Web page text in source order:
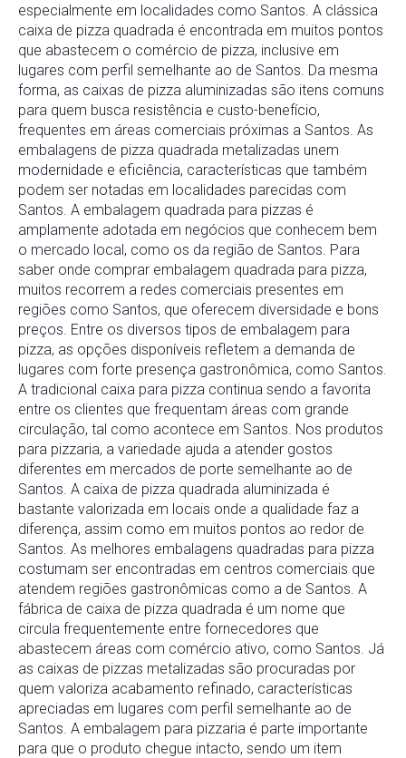
especialmente em localidades como Santos. A clássica
caixa de pizza quadrada é encontrada em muitos pontos
que abastecem o comércio de pizza, inclusive em
lugares com perfil semelhante ao de Santos. Da mesma
forma, as caixas de pizza aluminizadas são itens comuns
para quem busca resistência e custo-benefício,
frequentes em áreas comerciais próximas a Santos. As
embalagens de pizza quadrada metalizadas unem
modernidade e eficiência, características que também
podem ser notadas em localidades parecidas com
Santos. A embalagem quadrada para pizzas é
amplamente adotada em negócios que conhecem bem
o mercado local, como os da região de Santos. Para
saber onde comprar embalagem quadrada para pizza,
muitos recorrem a redes comerciais presentes em
regiões como Santos, que oferecem diversidade e bons
preços. Entre os diversos tipos de embalagem para
pizza, as opções disponíveis refletem a demanda de
lugares com forte presença gastronômica, como Santos.
A tradicional caixa para pizza continua sendo a favorita
entre os clientes que frequentam áreas com grande
circulação, tal como acontece em Santos. Nos produtos
para pizzaria, a variedade ajuda a atender gostos
diferentes em mercados de porte semelhante ao de
Santos. A caixa de pizza quadrada aluminizada é
bastante valorizada em locais onde a qualidade faz a
diferença, assim como em muitos pontos ao redor de
Santos. As melhores embalagens quadradas para pizza
costumam ser encontradas em centros comerciais que
atendem regiões gastronômicas como a de Santos. A
fábrica de caixa de pizza quadrada é um nome que
circula frequentemente entre fornecedores que
abastecem áreas com comércio ativo, como Santos. Já
as caixas de pizzas metalizadas são procuradas por
quem valoriza acabamento refinado, características
apreciadas em lugares com perfil semelhante ao de
Santos. A embalagem para pizzaria é parte importante
para que o produto chegue intacto, sendo um item